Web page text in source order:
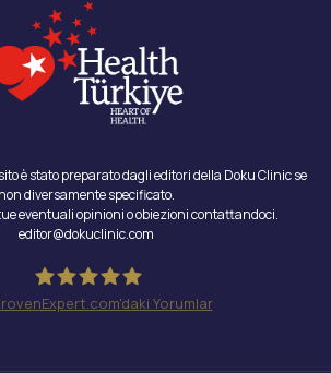
è stato preparato dagli editori della Doku Clinic se
non diversamente specificato.
eventuali opinioni o obiezioni contattandoci.
editor@dokuclinic.com
Yorumlar